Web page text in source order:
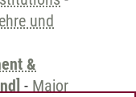
und
&
- Major